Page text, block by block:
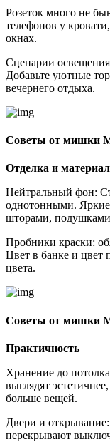
Розеток много не
телефонов у
окнах.
Сценарии
Добавьте уютные
вечернего отдыха.
Советы от мишки
Отделка и
Нейтральный фон:
однотонными.
шторами,
Пробники краски:
Цвет в банке и
цвета.
Советы от мишки
Практичность
Хранение до
выглядят
больше вещей.
Двери и
перекрывают